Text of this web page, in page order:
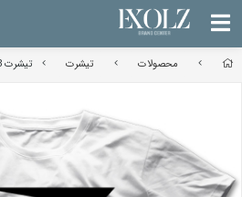
محصولات تیشرت تیشرت Gymshark Model 8